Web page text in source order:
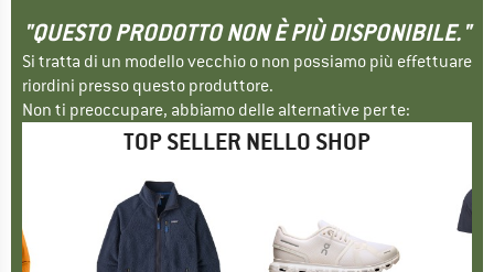
"QUESTO PRODOTTO NON È PIÙ DISPONIBILE."
Si tratta di un modello vecchio o non possiamo più effettuare
riordini presso questo produttore.
Non ti preoccupare, abbiamo delle alternative per te:
TOP SELLER NELLO SHOP